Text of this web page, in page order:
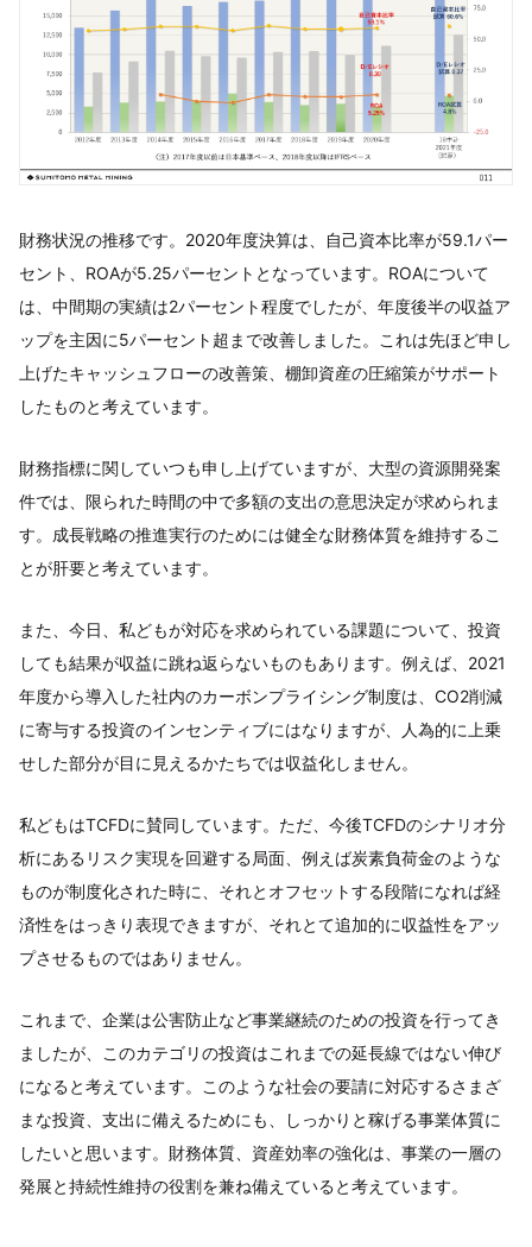
財務状況の推移です。2020年度決算は、自己資本比率が59.1パー
セント、ROAが5.25パーセントとなっています。ROAについて
は、中間期の実績は2パーセント程度でしたが、年度後半の収益ア
ップを主因に5パーセント超まで改善しました。これは先ほど申し
上げたキャッシュフローの改善策、棚卸資産の圧縮策がサポート
したものと考えています。
財務指標に関していつも申し上げていますが、大型の資源開発案
件では、限られた時間の中で多額の支出の意思決定が求められま
す。成長戦略の推進実行のためには健全な財務体質を維持するこ
とが肝要と考えています。
また、今日、私どもが対応を求められている課題について、投資
しても結果が収益に跳ね返らないものもあります。例えば、2021
年度から導入した社内のカーボンプライシング制度は、CO2削減
に寄与する投資のインセンティブにはなりますが、人為的に上乗
せした部分が目に見えるかたちでは収益化しません。
私どもはTCFDに賛同しています。ただ、今後TCFDのシナリオ分
析にあるリスク実現を回避する局面、例えば炭素負荷金のような
ものが制度化された時に、それとオフセットする段階になれば経
済性をはっきり表現できますが、それとて追加的に収益性をアッ
プさせるものではありません。
これまで、企業は公害防止など事業継続のための投資を行ってき
ましたが、このカテゴリの投資はこれまでの延長線ではない伸び
になると考えています。このような社会の要請に対応するさまざ
まな投資、支出に備えるためにも、しっかりと稼げる事業体質に
したいと思います。財務体質、資産効率の強化は、事業の一層の
発展と持続性維持の役割を兼ね備えていると考えています。